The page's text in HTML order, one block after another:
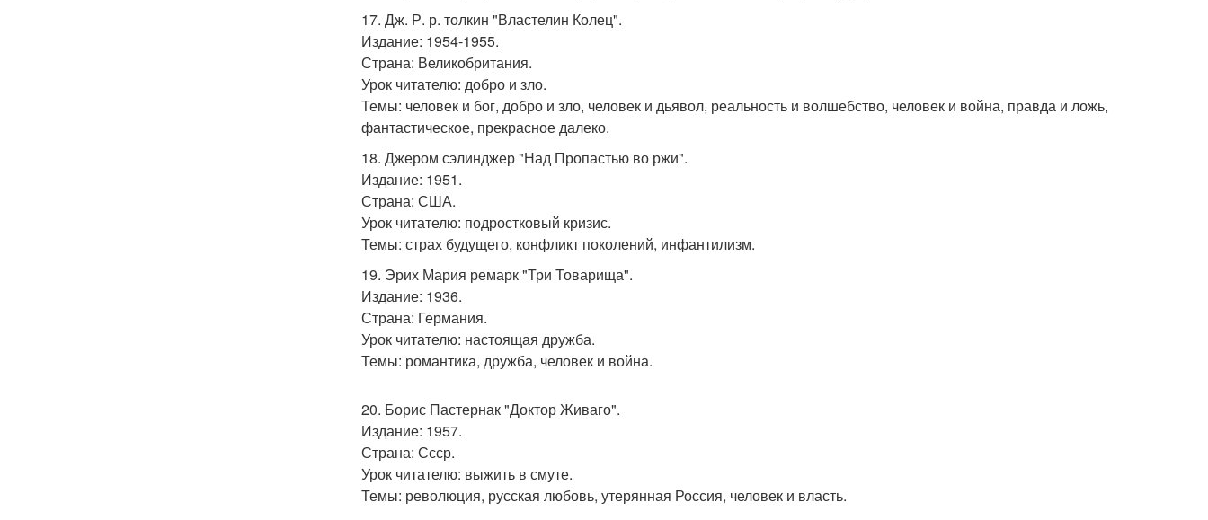
17. Дж. Р. р. толкин "Властелин Колец".
Издание: 1954-1955.
Страна: Великобритания.
Урок читателю: добро и зло.
Темы: человек и бог, добро и зло, человек и дьявол, реальность и волшебство, человек и война, правда и ложь,
фантастическое, прекрасное далеко.
18. Джером сэлинджер "Над Пропастью во ржи".
Издание: 1951.
Страна: США.
Урок читателю: подростковый кризис.
Темы: страх будущего, конфликт поколений, инфантилизм.
19. Эрих Мария ремарк "Три Товарища".
Издание: 1936.
Страна: Германия.
Урок читателю: настоящая дружба.
Темы: романтика, дружба, человек и война.
20. Борис Пастернак "Доктор Живаго".
Издание: 1957.
Страна: Ссср.
Урок читателю: выжить в смуте.
Темы: революция, русская любовь, утерянная Россия, человек и власть.